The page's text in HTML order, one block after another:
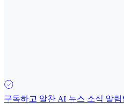
구독하고 알찬 AI 뉴스 소식 알림